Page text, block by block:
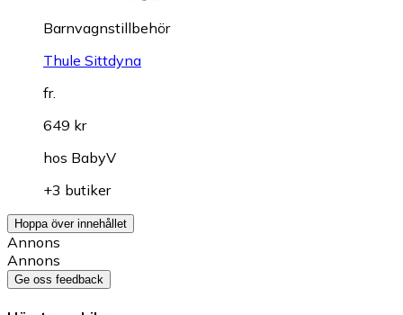
Barnvagnstillbehör
Thule Sittdyna
fr.
649 kr
hos BabyV
+3 butiker
Hoppa över innehållet
Annons
Annons
Ge oss feedback